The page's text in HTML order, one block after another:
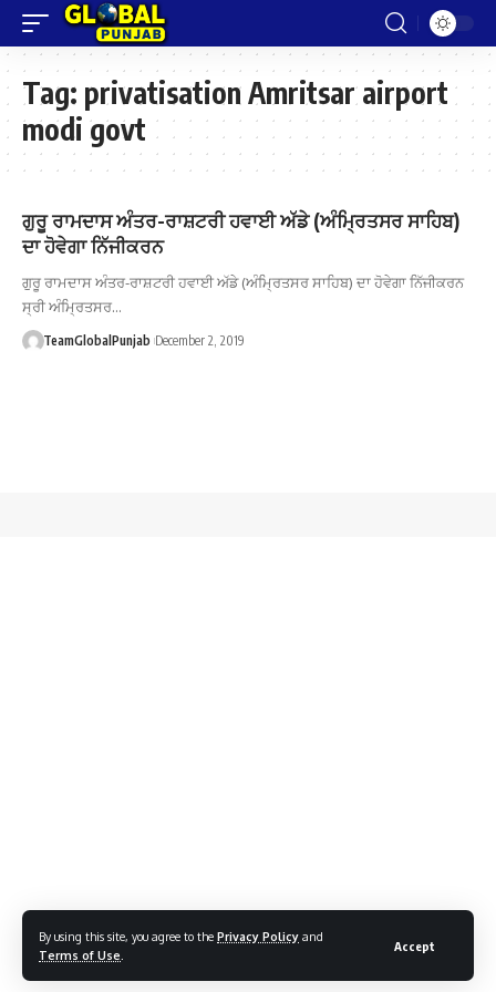
By using this site, you agree to the Privacy Policy and
Terms of Use
Accept
Tag: privatisation Amritsar airport
modi govt
ਗੁਰੂ ਰਾਮਦਾਸ ਅੰਤਰ-ਰਾਸ਼ਟਰੀ ਹਵਾਈ ਅੱਡੇ (ਅੰਮ੍ਰਿਤਸਰ ਸਾਹਿਬ)
ਦਾ ਹੋਵੇਗਾ ਨਿੱਜੀਕਰਨ
ਗੁਰੂ ਰਾਮਦਾਸ ਅੰਤਰ-ਰਾਸ਼ਟਰੀ ਹਵਾਈ ਅੱਡੇ (ਅੰਮ੍ਰਿਤਸਰ ਸਾਹਿਬ) ਦਾ ਹੋਵੇਗਾ ਨਿੱਜੀਕਰਨ
ਸ੍ਰੀ ਅੰਮ੍ਰਿਤਸਰ…
TeamGlobalPunjab December 2, 2019